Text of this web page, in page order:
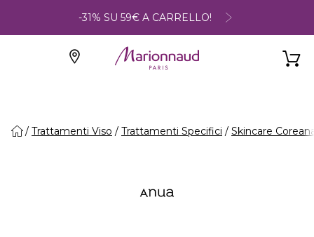
-31% SU 59€ A CARRELLO!
Trattamenti Viso Trattamenti Specifici Skincare